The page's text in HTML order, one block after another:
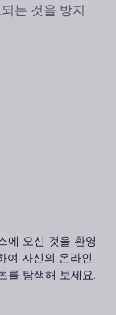
는 것을 방지
에 오신 것을 환영
여 자신의 온라인
를 탐색해 보세요.